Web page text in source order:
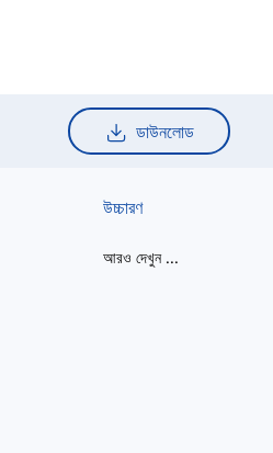
ডাউনলোড
উচ্চারণ
আরও দেখুন...